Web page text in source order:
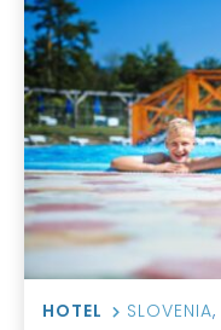
HOTEL SLOVENIA,